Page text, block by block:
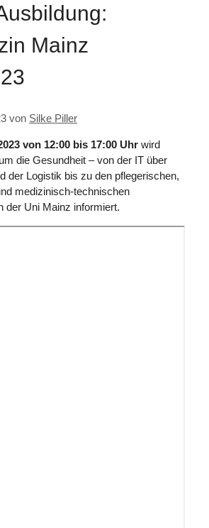
Mainz
von Silke Piller
von 12:00 bis 17:00 Uhr wird
die Gesundheit – von der IT über
der Logistik bis zu den pflegerischen,
medizinisch-technischen
der Uni Mainz informiert.